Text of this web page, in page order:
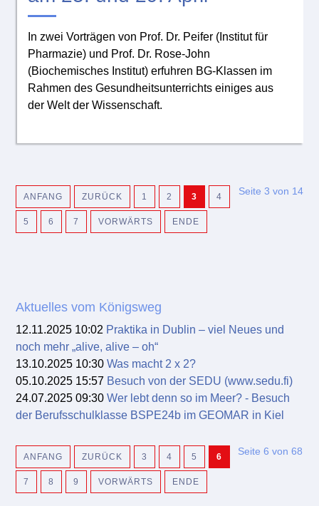
In zwei Vorträgen von Prof. Dr. Peifer (Institut für
Pharmazie) und Prof. Dr. Rose-John
(Biochemisches Institut) erfuhren BG-Klassen im
Rahmen des Gesundheitsunterrichts einiges aus
der Welt der Wissenschaft.
Seite 3 von 14
ANFANG ZURÜCK 1 2 3 4
5 6 7 VORWÄRTS ENDE
Aktuelles vom Königsweg
12.11.2025 10:02 Praktika in Dublin – viel Neues und
noch mehr „alive, alive – oh“
13.10.2025 10:30 Was macht 2 x 2?
05.10.2025 15:57 Besuch von der SEDU (www.sedu.fi)
24.07.2025 09:30 Wer lebt denn so im Meer? - Besuch
der Berufsschulklasse BSPE24b im GEOMAR in Kiel
Seite 6 von 68
ANFANG ZURÜCK 3 4 5 6
7 8 9 VORWÄRTS ENDE